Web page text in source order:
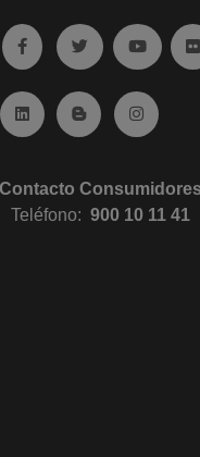
Ir a facebook (abre en
Ir a twitter (abre
Ir a
Ir a Linkedin (abre en
Ir al Blog (abre
Ir a
Contacto Consumidores
Teléfono:900 10 11 41